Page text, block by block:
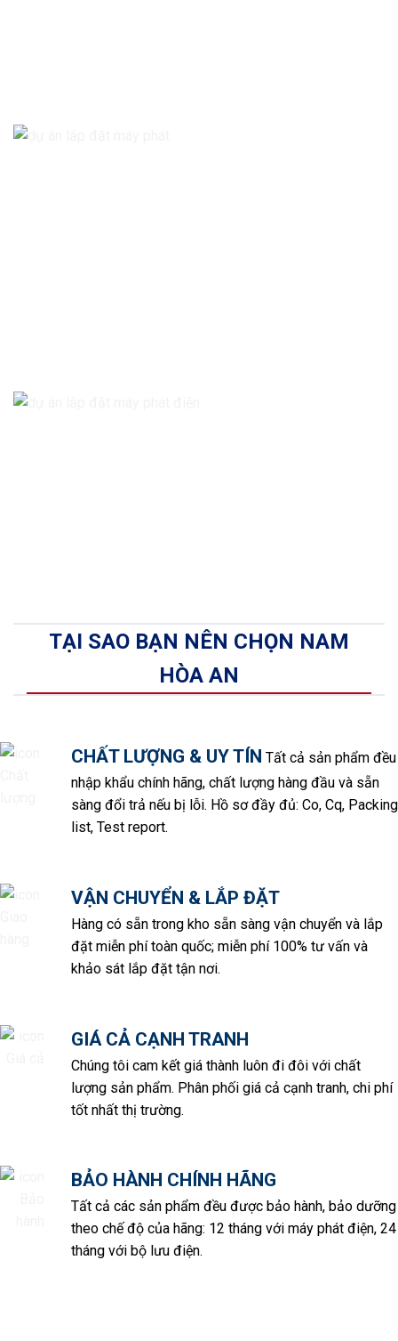
TẠI SAO BẠN NÊN CHỌN NAM
HÒA AN
CHẤT LƯỢNG & UY TÍN Tất cả sản phẩm đều
nhập khẩu chính hãng, chất lượng hàng đầu và sẵn
sàng đổi trả nếu bị lỗi. Hồ sơ đầy đủ: Co, Cq, Packing
list, Test report.
VẬN CHUYỂN & LẮP ĐẶT
Hàng có sẵn trong kho sẵn sàng vận chuyển và lắp
đặt miễn phí toàn quốc; miễn phí 100% tư vấn và
khảo sát lắp đặt tận nơi.
GIÁ CẢ CẠNH TRANH
Chúng tôi cam kết giá thành luôn đi đôi với chất
lượng sản phẩm. Phân phối giá cả cạnh tranh, chi phí
tốt nhất thị trường.
BẢO HÀNH CHÍNH HÃNG
Tất cả các sản phẩm đều được bảo hành, bảo dưỡng
theo chế độ của hãng: 12 tháng với máy phát điện, 24
tháng với bộ lưu điện.